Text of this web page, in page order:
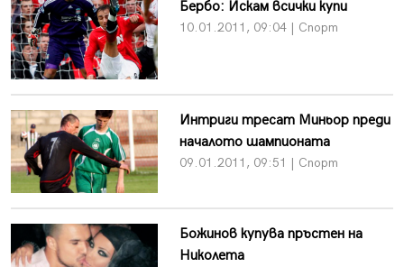
Бербо: Искам всички купи
10.01.2011, 09:04 | Спорт
Интриги тресат Миньор преди
началото шампионата
09.01.2011, 09:51 | Спорт
Божинов купува пръстен на
Николета